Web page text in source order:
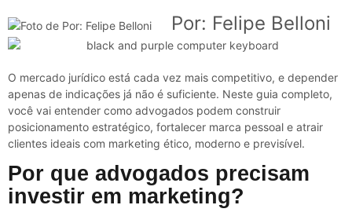
Por: Felipe Belloni
O mercado jurídico está cada vez mais competitivo, e depender
apenas de indicações já não é suficiente. Neste guia completo,
você vai entender como advogados podem construir
posicionamento estratégico, fortalecer marca pessoal e atrair
clientes ideais com marketing ético, moderno e previsível.
Por que advogados precisam
investir em marketing?